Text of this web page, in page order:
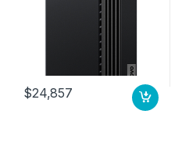
$24,857